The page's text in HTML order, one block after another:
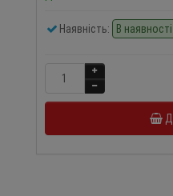
Наявність: В наявності